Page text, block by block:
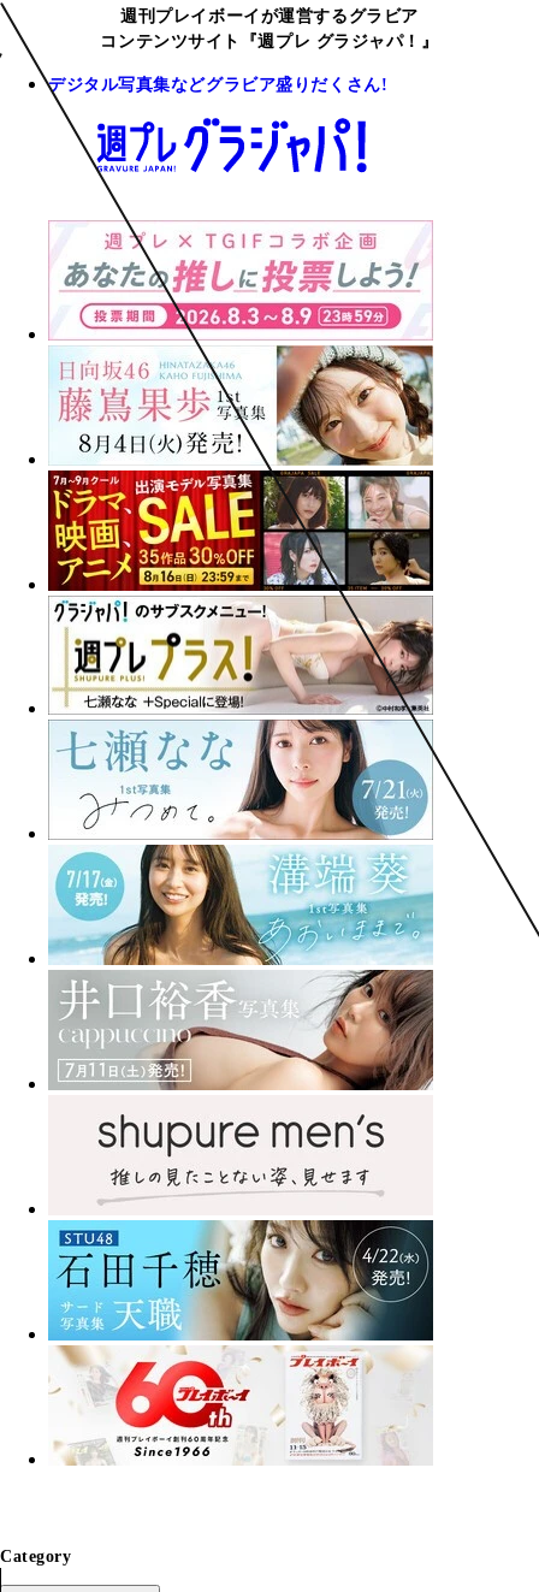
週刊プレイボーイが運営するグラビア
コンテンツサイト『週プレ グラジャパ！』
デジタル写真集などグラビア盛りだくさん!
Category